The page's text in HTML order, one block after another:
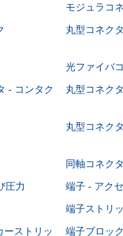
モジュラコ
丸型コネクタ
光ファイバ
- コンタク
丸型コネク
丸型コネク
同軸コネク
圧力
端子 - アク
端子ストリ
ーストリッ
端子ブロッ